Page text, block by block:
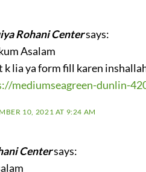
Rohani Centersays:
Asalam
k lia ya form fill karen
mediumseagreen-dunlin-
10, 2021 AT 9:24 AM
Centersays: